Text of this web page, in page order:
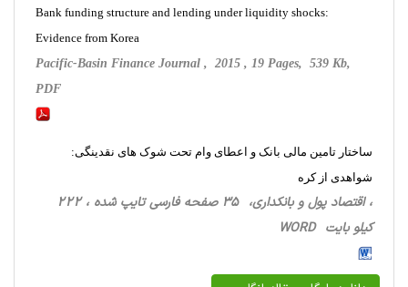
Bank funding structure and lending under liquidity shocks:
Evidence from Korea
Pacific-Basin Finance Journal , 2015 , 19 Pages, 539 Kb,
PDF
ساختار تامین مالی بانک و اعطای وام تحت شوک های نقدینگی:
شواهدی از کره
، اقتصاد پول و بانکداری، 35 صفحه فارسی تایپ شده ، 222
کیلو بایت WORD